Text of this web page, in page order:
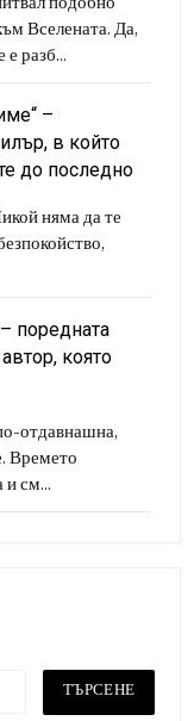
подобно
Вселената. Да,
е разб...
–
в който
до последно
няма да те
поредната
която
отдавнашна,
Времето
и см...